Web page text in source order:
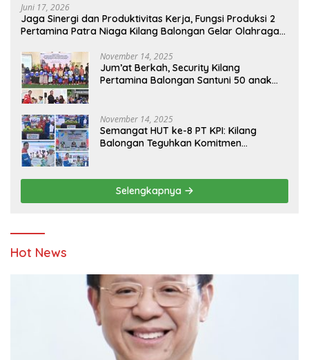
Juni 17, 2026
Jaga Sinergi dan Produktivitas Kerja, Fungsi Produksi 2
Pertamina Patra Niaga Kilang Balongan Gelar Olahraga
November 14, 2025
Jum’at Berkah, Security Kilang
Pertamina Balongan Santuni 50 anak
November 14, 2025
Semangat HUT ke-8 PT KPI: Kilang
Balongan Teguhkan Komitmen
Pendidikan
Selengkapnya
Hot News